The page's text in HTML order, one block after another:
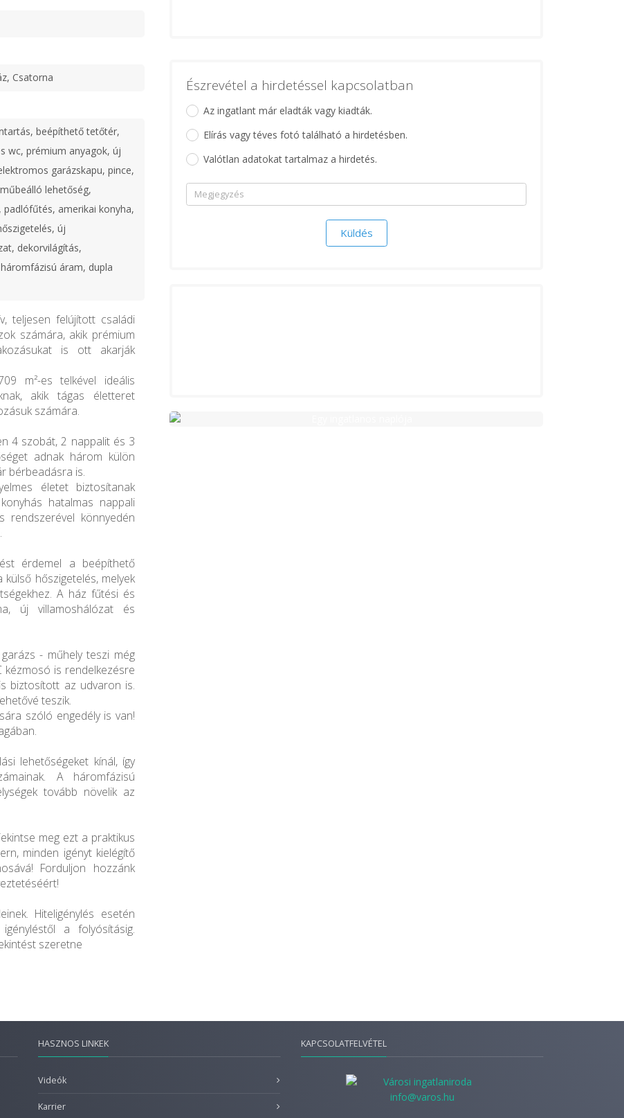
Csatorna
beépíthető tetőtér,
wc, prémium anyagok, új
garázskapu, pince,
lehetőség,
padlófűtés, amerikai konyha,
új
dekorvilágítás,
áram, dupla
teljesen felújított családi
számára, akik prémium
is ott akarják
m²-es telkével ideális
akik tágas életteret
számára.
4 szobát, 2 nappalit és 3
adnak három külön
bérbeadásra is.
életet biztosítanak
hatalmas nappali
rendszerével könnyedén
érdemel a beépíthető
hőszigetelés, melyek
A ház fűtési és
új villamoshálózat és
- műhely teszi még
kézmosó is rendelkezésre
biztosított az udvaron is.
teszik.
szóló engedély is van!
lehetőségeket kínál, így
A háromfázisú
tovább növelik az
meg ezt a praktikus
minden igényt kielégítő
Forduljon hozzánk
Hiteligénylés esetén
a folyósításig.
szeretne
Észrevétel a hirdetéssel kapcsolatban
Az ingatlant már eladták vagy kiadták.
Elírás vagy téves fotó található a hirdetésben.
Valótlan adatokat tartalmaz a hirdetés.
HASZNOS LINKEK
Videók
Karrier
KAPCSOLATFELVÉTEL
info@varos.hu